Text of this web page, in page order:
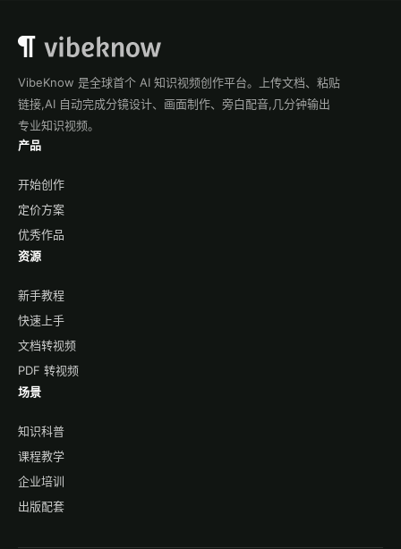
VibeKnow 是全球首个 AI 知识视频创作平台。上传文档、粘贴
链接,AI 自动完成分镜设计、画面制作、旁白配音,几分钟输出
专业知识视频。
产品
开始创作
定价方案
优秀作品
资源
新手教程
快速上手
文档转视频
PDF 转视频
场景
知识科普
课程教学
企业培训
出版配套